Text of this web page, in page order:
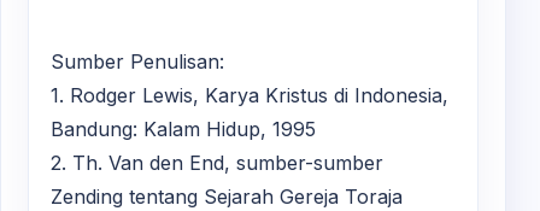
Sumber Penulisan:
1. Rodger Lewis, Karya Kristus di Indonesia,
Bandung: Kalam Hidup, 1995
2. Th. Van den End, sumber-sumber
Zending tentang Sejarah Gereja Toraja